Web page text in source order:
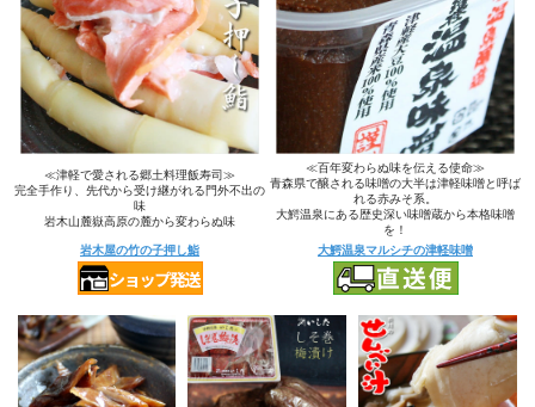
≪津軽で愛される郷土料理飯寿司≫
完全手作り、先代から受け継がれる門外不出の
味
岩木山麓嶽高原の麓から変わらぬ味
≪百年変わらぬ味を伝える使命≫
青森県で醸される味噌の大半は津軽味噌と呼ば
れる赤みそ系。
大鰐温泉にある歴史深い味噌蔵から本格味噌
を！
岩木屋の竹の子押し鮨
大鰐温泉マルシチの津軽味噌